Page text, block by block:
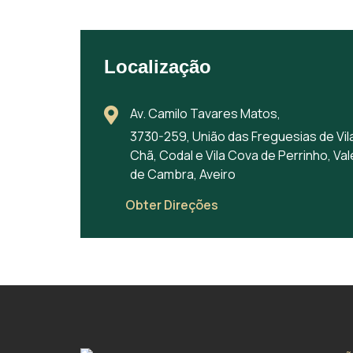
Localização
Av. Camilo Tavares Matos,
3730-259, União das Freguesias de
Chã, Codal e Vila Cova de Perrinho,
de Cambra, Aveiro
Obter Direções